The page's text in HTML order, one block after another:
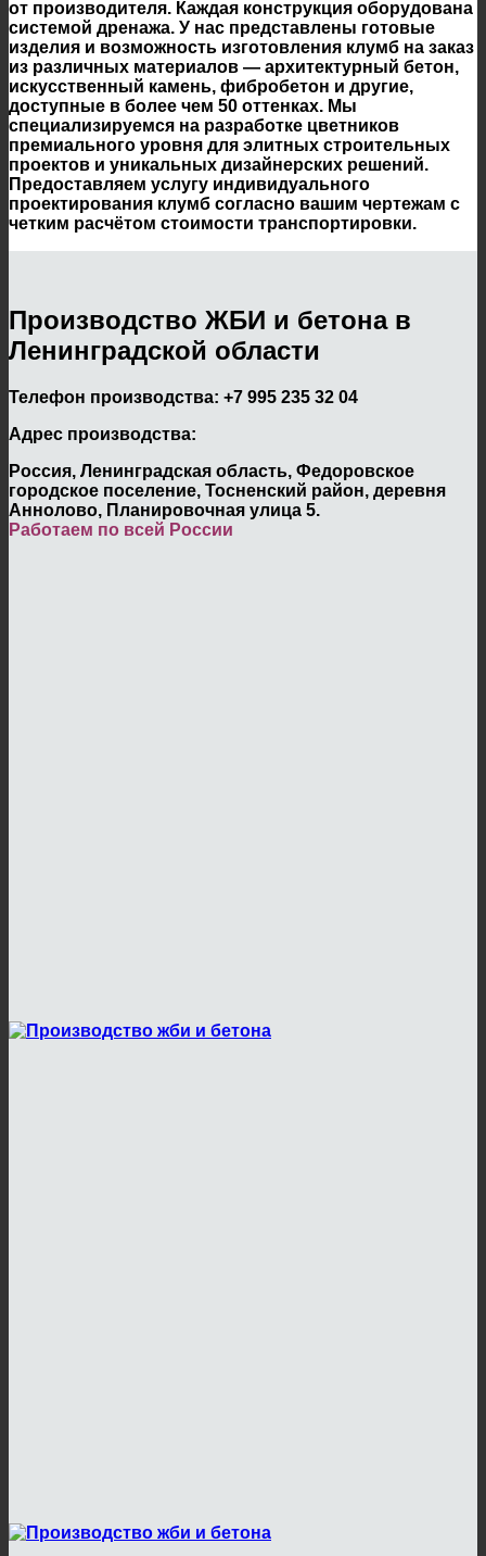
от производителя. Каждая конструкция оборудована
системой дренажа. У нас представлены готовые
изделия и возможность изготовления клумб на заказ
из различных материалов — архитектурный бетон,
искусственный камень, фибробетон и другие,
доступные в более чем 50 оттенках. Мы
специализируемся на разработке цветников
премиального уровня для элитных строительных
проектов и уникальных дизайнерских решений.
Предоставляем услугу индивидуального
проектирования клумб согласно вашим чертежам с
четким расчётом стоимости транспортировки.
Производство ЖБИ и бетона в
Ленинградской области
Телефон производства: +7 995 235 32 04
Адрес производства:
Россия, Ленинградская область, Федоровское
городское поселение, Тосненский район, деревня
Аннолово, Планировочная улица 5.
Работаем по всей России